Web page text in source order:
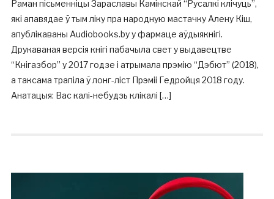
Раман пісьменніцы Зараславы Камінскай “Русалкі клічуць”,
які апавядае ў тым ліку пра народную мастачку Алену Кіш,
апублікаваны Audiobooks.by у фармаце аўдыякнігі.
Друкаваная версія кнігі пабачыла свет у выдавецтве
“Кнігазбор” у 2017 годзе і атрымала прэмію “Дэбют” (2018),
а таксама трапіла ў лонг-ліст Прэміі Гедройця 2018 году.
Анатацыя: Вас калі-небудзь клікалі […]